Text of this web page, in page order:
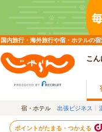
国内旅行・海外旅行や宿・ホテルの
こ
宿・ホテル 出張ビジネス
ポイントがたまる・つかえる